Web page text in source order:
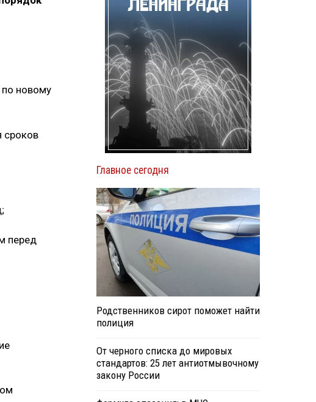
по новому
сроков
перед
Главное сегодня
Родственников сирот поможет найти
полиция
От черного списка до мировых
стандартов: 25 лет антиотмывочному
закону России